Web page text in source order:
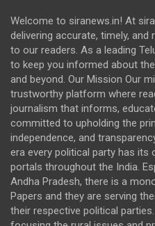
Welcome to siranews.in! At
delivering accurate, timely,
to our readers. As a leading
to keep you informed about
and beyond. Our Mission Our
trustworthy platform where
journalism that informs,
committed to upholding the
independence, and
era every political party has its
portals throughout the India.
Andha Pradesh, there is a
Papers and they are serving
their respective political